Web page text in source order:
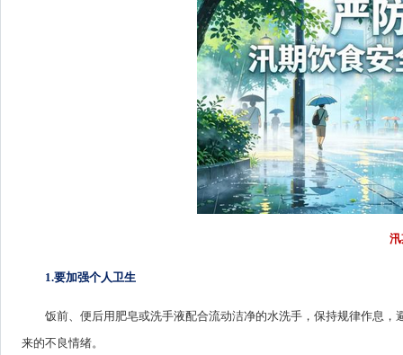
1.要加强个人卫生
饭前、便后用肥皂或洗手液配合流动洁净的水洗手，保持规律作息
来的不良情绪。